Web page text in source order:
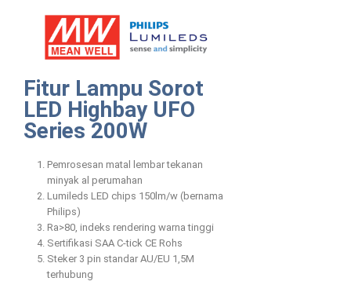
Fitur Lampu Sorot
LED Highbay UFO
Series 200W
Pemrosesan matal lembar tekanan
minyak al perumahan
Lumileds LED chips 150lm/w (bernama
Philips)
Ra>80, indeks rendering warna tinggi
Sertifikasi SAA C-tick CE Rohs
Steker 3 pin standar AU/EU 1,5M
terhubung